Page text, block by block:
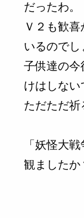
だったわ。
Ｖ２も歓
いるのでし
子供達の今
けはしない
ただただ祈
「妖怪大
観ましたか